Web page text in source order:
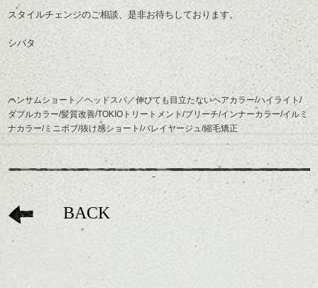
スタイルチェンジのご相談、是非お待ちしております。
シバタ
ハンサムショート／ヘッドスパ／伸びても目立たないヘアカラー/ハイライト/
ダブルカラー/髪質改善/TOKIOトリートメント/ブリーチ/インナーカラー/イルミ
ナカラー/ミニボブ/抜け感ショート/バレイヤージュ/縮毛矯正
BACK